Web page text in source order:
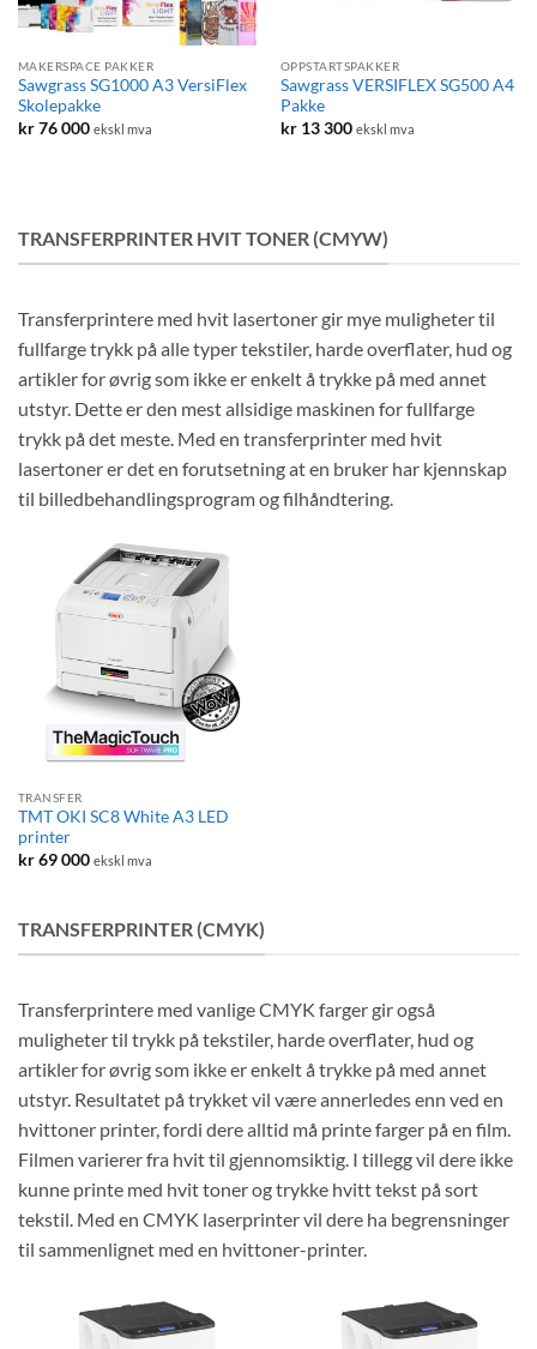
MAKERSPACE PAKKER
Sawgrass SG1000 A3 VersiFlex
Skolepakke
kr76 000 ekskl mva
OPPSTARTSPAKKER
Sawgrass VERSIFLEX SG500 A4
Pakke
kr13 300 ekskl mva
TRANSFERPRINTER HVIT TONER (CMYW)
Transferprintere med hvit lasertoner gir mye muligheter til
fullfarge trykk på alle typer tekstiler, harde overflater, hud og
artikler for øvrig som ikke er enkelt å trykke på med annet
utstyr. Dette er den mest allsidige maskinen for fullfarge
trykk på det meste. Med en transferprinter med hvit
lasertoner er det en forutsetning at en bruker har kjennskap
til billedbehandlingsprogram og filhåndtering.
TRANSFER
TMT OKI SC8 White A3 LED
printer
kr69 000 ekskl mva
TRANSFERPRINTER (CMYK)
Transferprintere med vanlige CMYK farger gir også
muligheter til trykk på tekstiler, harde overflater, hud og
artikler for øvrig som ikke er enkelt å trykke på med annet
utstyr. Resultatet på trykket vil være annerledes enn ved en
hvittoner printer, fordi dere alltid må printe farger på en film.
Filmen varierer fra hvit til gjennomsiktig. I tillegg vil dere ikke
kunne printe med hvit toner og trykke hvitt tekst på sort
tekstil. Med en CMYK laserprinter vil dere ha begrensninger
til sammenlignet med en hvittoner-printer.